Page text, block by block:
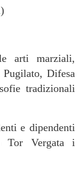
)
arti marziali,
Difesa
tradizionali
e dipendenti
Tor Vergata i